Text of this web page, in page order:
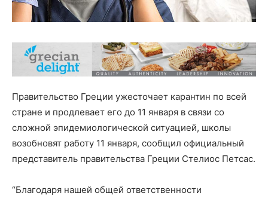
Правительство Греции ужесточает карантин по всей
стране и продлевает его до 11 января в связи со
сложной эпидемиологической ситуацией, школы
возобновят работу 11 января, сообщил официальный
представитель правительства Греции Стелиос Петсас.
“Благодаря нашей общей ответственности